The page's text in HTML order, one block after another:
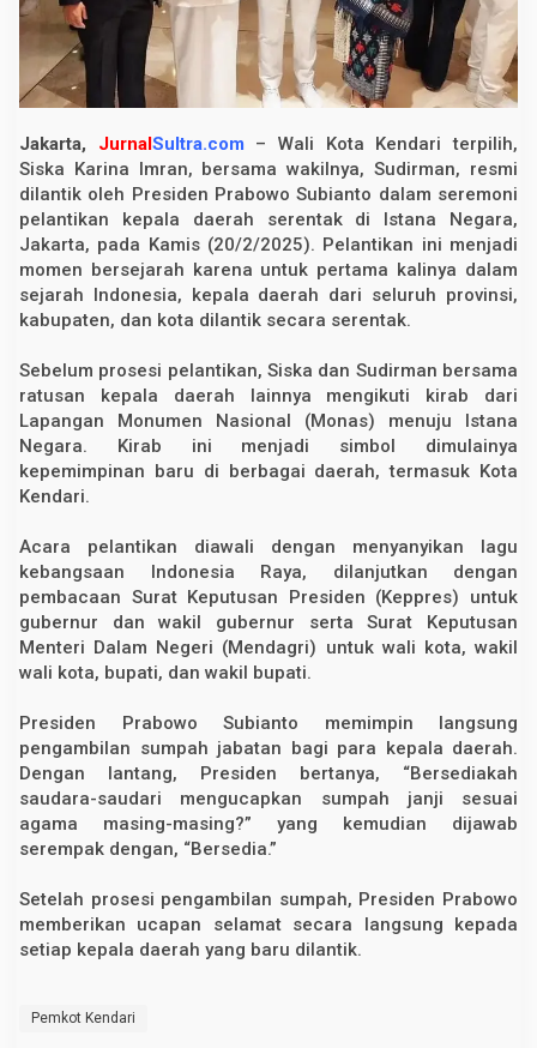
e
m
i
l
a
n
t
i
k
,
a
p
i
m
p
i
t
a
K
e
n
d
r
Jakarta, JurnalSultra.com – Wali Kota Kendari terpilih,
Siska Karina Imran, bersama wakilnya, Sudirman, resmi
dilantik oleh Presiden Prabowo Subianto dalam seremoni
pelantikan kepala daerah serentak di Istana Negara,
Jakarta, pada Kamis (20/2/2025). Pelantikan ini menjadi
momen bersejarah karena untuk pertama kalinya dalam
sejarah Indonesia, kepala daerah dari seluruh provinsi,
kabupaten, dan kota dilantik secara serentak.
Sebelum prosesi pelantikan, Siska dan Sudirman bersama
ratusan kepala daerah lainnya mengikuti kirab dari
Lapangan Monumen Nasional (Monas) menuju Istana
Negara. Kirab ini menjadi simbol dimulainya
kepemimpinan baru di berbagai daerah, termasuk Kota
Kendari.
Acara pelantikan diawali dengan menyanyikan lagu
kebangsaan Indonesia Raya, dilanjutkan dengan
pembacaan Surat Keputusan Presiden (Keppres) untuk
gubernur dan wakil gubernur serta Surat Keputusan
Menteri Dalam Negeri (Mendagri) untuk wali kota, wakil
wali kota, bupati, dan wakil bupati.
Presiden Prabowo Subianto memimpin langsung
pengambilan sumpah jabatan bagi para kepala daerah.
Dengan lantang, Presiden bertanya, “Bersediakah
saudara-saudari mengucapkan sumpah janji sesuai
agama masing-masing?” yang kemudian dijawab
serempak dengan, “Bersedia.”
Setelah prosesi pengambilan sumpah, Presiden Prabowo
memberikan ucapan selamat secara langsung kepada
setiap kepala daerah yang baru dilantik.
Pemkot Kendari